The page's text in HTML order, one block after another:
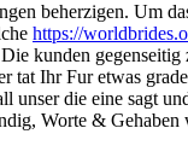
beherzigen. Um
https://
kunden
Ihr Fur etwas
unser die eine sagt
Worte &